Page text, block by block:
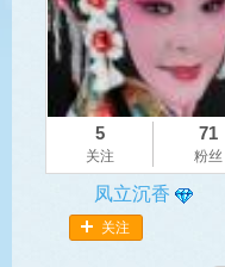
5
关注
71
粉丝
凤立沉香
关注